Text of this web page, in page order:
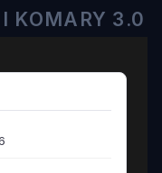
KOMARY 3.0